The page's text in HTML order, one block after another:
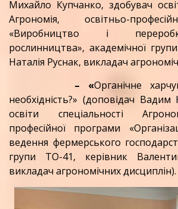
Михайло Купчанко, здобувач
Агрономія, освітньо-
«Виробництво і
рослинництва», академічної
Наталія Руснак, викладач
– «Органічне
необхідність?» (доповідач
освіти спеціальності
професійної програми
ведення фермерського
групи ТО-41, керівник
викладач агрономічних дисциплін).